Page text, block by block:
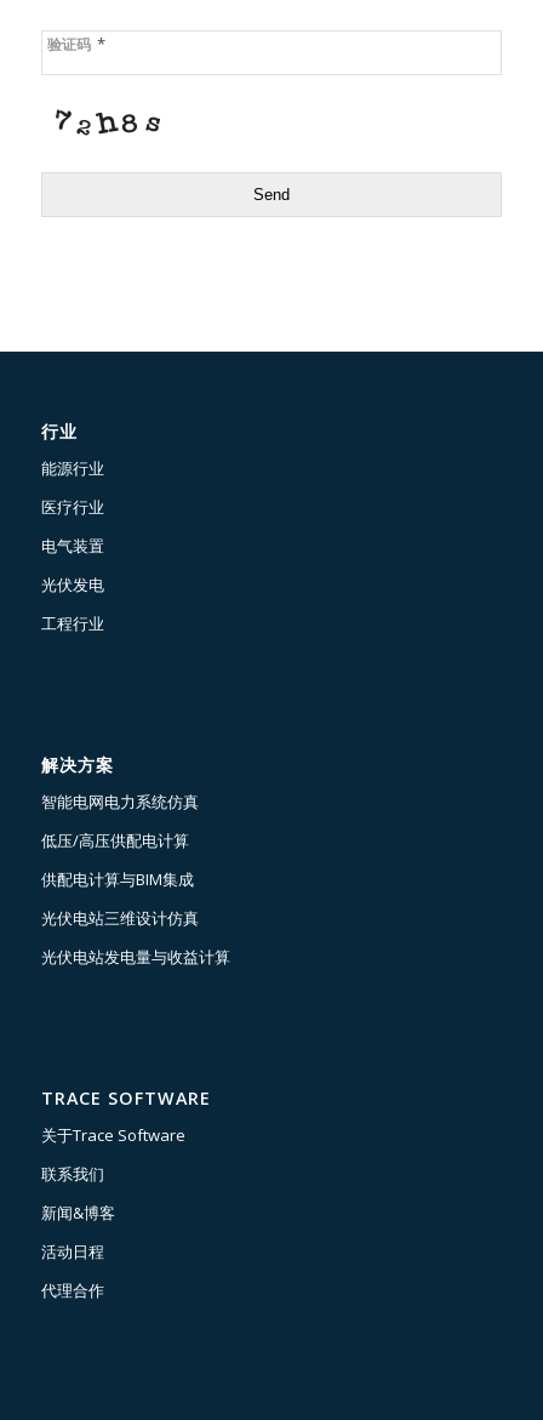
验证码 *
Send
行业
能源行业
医疗行业
电气装置
光伏发电
工程行业
解决方案
智能电网电力系统仿真
低压/高压供配电计算
供配电计算与BIM集成
光伏电站三维设计仿真
光伏电站发电量与收益计算
TRACE SOFTWARE
关于Trace Software
联系我们
新闻&博客
活动日程
代理合作